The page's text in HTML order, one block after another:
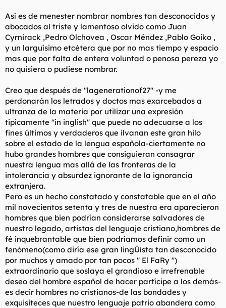
Así es de menester nombrar nombres tan desconocidos y
abocados al triste y lamentoso olvido como Juan
Cyrnirack ,Pedro Olchovea , Oscar Méndez ,Pablo Goiko ,
y un larguísimo etcétera que por no mas tiempo y espacio
mas que por falta de entera voluntad o penosa pereza yo
no quisiera o pudiese nombrar.
Creo que después de "lagenerationof27" -y me
perdonarán los letrados y doctos mas exarcebados a
ultranza de la materia por utilizar una expresión
tipicamente "in inglish" que puede no adecuarse a los
fines últimos y verdaderos que ilvanan este gran hilo
sobre el estado de la lengua española-ciertamente no
hubo grandes hombres que consiguieran consagrar
nuestra lengua mas allá de las fronteras de la
intolerancia y absurdez ignorante de la ignorancia
extranjera.
Pero es un hecho constatado y constatable que en el año
mil novecientos setenta y tres de nuestra era aparecieron
hombres que bien podrían considerarse salvadores de
nuestro legado, artistas del lenguaje cristiano,hombres de
fé inquebrantable que bien podríamos definir como un
fenómeno(como diría ese gran lingÜísta tan desconocido
por muchos y amado por tan pocos " El FaRy ")
extraordinario que soslaya el grandioso e irrefrenable
deseo del hombre español de hacer partícipe a los demás-
es decir hombres no cristianos-de las bondades y
exquisiteces que nuestro lenguaje patrio abandera como